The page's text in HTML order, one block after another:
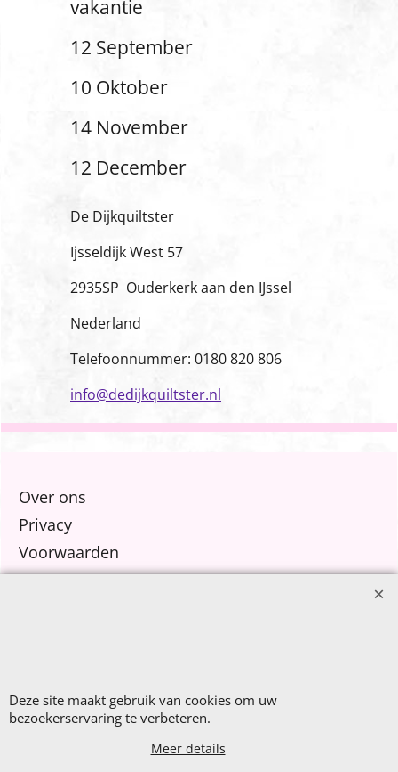
vakantie
12 September
10 Oktober
14 November
12 December
De Dijkquiltster
Ijsseldijk West 57
2935SP Ouderkerk aan den IJssel
Nederland
Telefoonnummer: 0180 820 806
info@dedijkquiltster.nl
Over ons
Privacy
Voorwaarden
Contact
After Summer Sale
Deze site maakt gebruik van cookies om uw
bezoekerservaring te verbeteren.
Meer details